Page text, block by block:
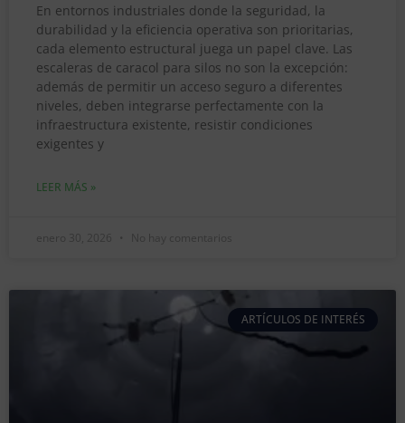
En entornos industriales donde la seguridad, la
durabilidad y la eficiencia operativa son prioritarias,
cada elemento estructural juega un papel clave. Las
escaleras de caracol para silos no son la excepción:
además de permitir un acceso seguro a diferentes
niveles, deben integrarse perfectamente con la
infraestructura existente, resistir condiciones
exigentes y
LEER MÁS »
enero 30, 2026 No hay comentarios
ARTÍCULOS DE INTERÉS